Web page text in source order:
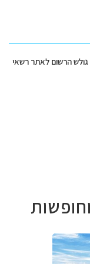
גולש הרשום לאתר רשאי